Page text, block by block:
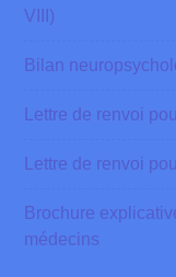
VIII)
Bilan
Lettre de renvoi
Lettre de renvoi
Brochure
médecins